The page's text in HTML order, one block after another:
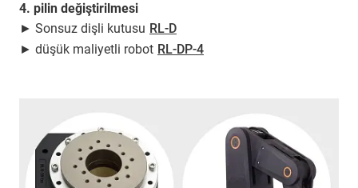
4. pilin değiştirilmesi
► Sonsuz dişli kutusu RL-D
► düşük maliyetli robot RL-DP-4